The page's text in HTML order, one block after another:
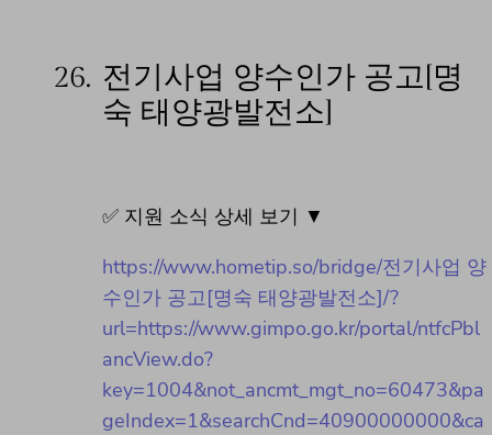
26. 전기사업 양수인가 공고[명
숙 태양광발전소]
✅ 지원 소식 상세 보기 ▼
https://www.hometip.so/bridge/전기사업 양
수인가 공고[명숙 태양광발전소]/?
url=https://www.gimpo.go.kr/portal/ntfcPbl
ancView.do?
key=1004&not_ancmt_mgt_no=60473&pa
geIndex=1&searchCnd=40900000000&ca